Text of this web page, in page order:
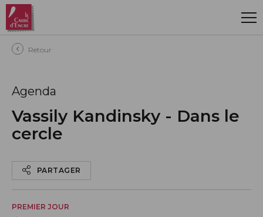
Aller au contenu principal
Retour
Agenda
Vassily Kandinsky - Dans le
cercle
PARTAGER
PREMIER JOUR